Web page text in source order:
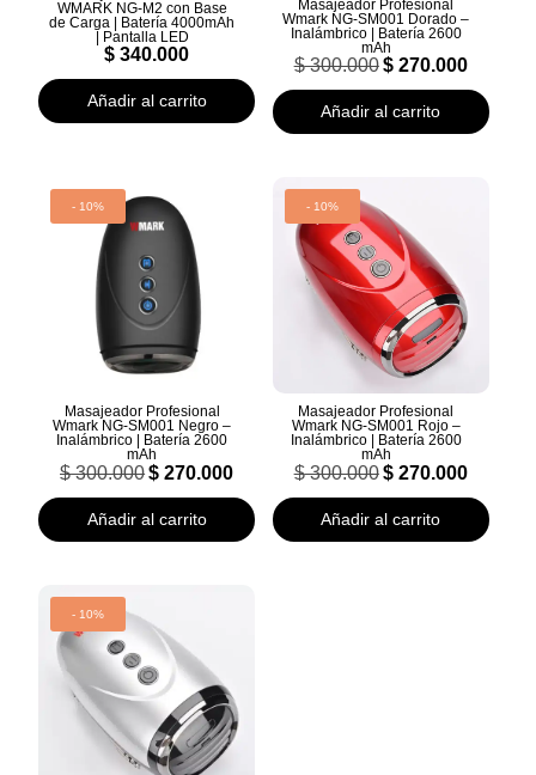
WMARK NG-M2 con Base
de Carga | Batería 4000mAh
| Pantalla LED
$ 340.000
Añadir al carrito
Masajeador Profesional
Wmark NG-SM001 Dorado –
Inalámbrico | Batería 2600
mAh
$300.000 El
precio
original
era:
$270.000El
actual
$ 270.000.
Añadir al carrito
- 10%
Masajeador Profesional
Wmark NG-SM001 Negro –
Inalámbrico | Batería 2600
mAh
$300.000 El
precio
original
era:
$ 270.000
actual
$ 270.000.
Añadir al carrito
- 10%
Masajeador Profesional
Wmark NG-SM001 Rojo –
Inalámbrico | Batería 2600
mAh
$300.000 El
precio
original
era:
$270.000El
actual
$ 270.000.
Añadir al carrito
- 10%